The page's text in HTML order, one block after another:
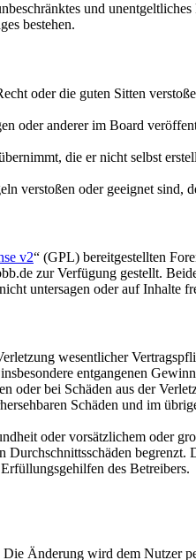
und
bestehen.
oder die guten Sitten
oder anderer im Board
die er nicht selbst
verstoßen oder geeignet sind,
v2“ (GPL) bereitgestellten
zur Verfügung gestellt.
untersagen oder auf Inhalte
wesentlicher
entgangenen
oder bei Schäden aus der
Schäden und im
oder vorsätzlichem oder
des Betreibers.
Die Änderung wird dem Nutzer